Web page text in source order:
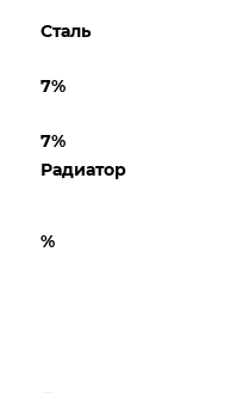
Сталь
7%
7%
Радиатор
%